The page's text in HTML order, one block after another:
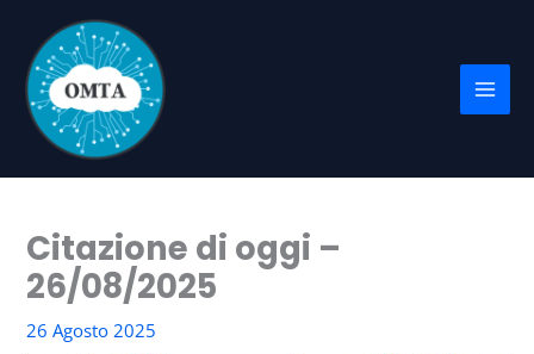
contenuto
Citazione di oggi –
26/08/2025
26 Agosto 2025